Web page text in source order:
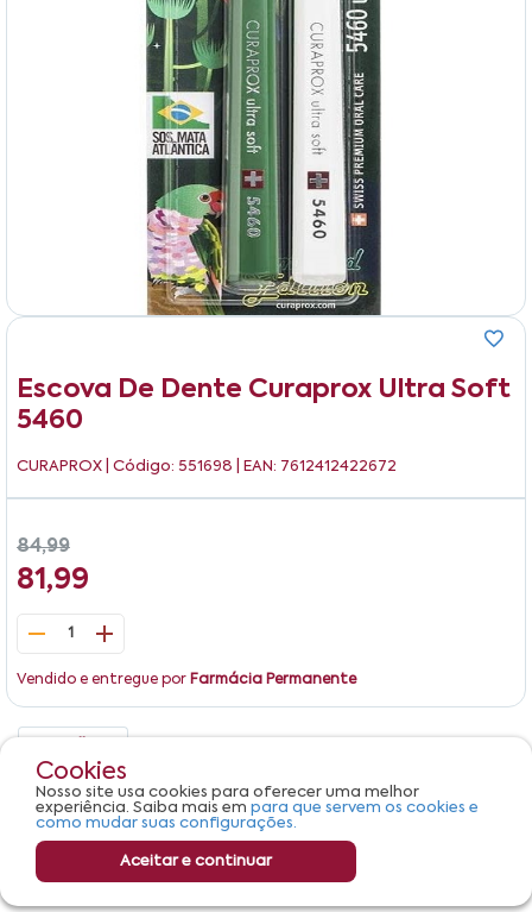
Escova De Dente Curaprox Ultra Soft
5460
CURAPROX | Código: 551698 | EAN: 7612412422672
84,99
81,99
1
Vendido e entregue por Farmácia Permanente
Escova Dental Ultramacia 5460 Curaprox 2 Unidades
Cookies
Nosso site usa cookies para oferecer uma melhor
experiência. Saiba mais em para que servem os cookies e
como mudar suas configurações.
Aceitar e continuar